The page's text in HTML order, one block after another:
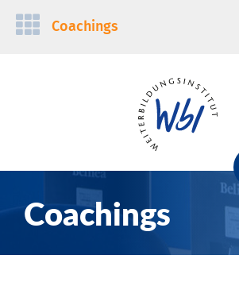
Navigation
Coachings
Coachings